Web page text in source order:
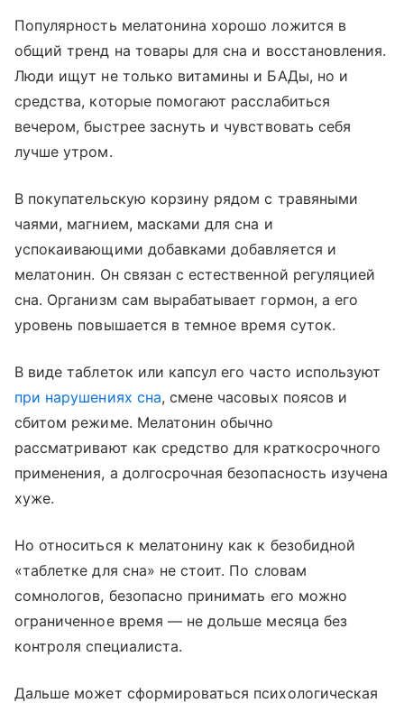
Популярность мелатонина хорошо ложится в
общий тренд на товары для сна и восстановления.
Люди ищут не только витамины и БАДы, но и
средства, которые помогают расслабиться
вечером, быстрее заснуть и чувствовать себя
лучше утром.
В покупательскую корзину рядом с травяными
чаями, магнием, масками для сна и
успокаивающими добавками добавляется и
мелатонин. Он связан с естественной регуляцией
сна. Организм сам вырабатывает гормон, а его
уровень повышается в темное время суток.
В виде таблеток или капсул его часто используют
при нарушениях сна, смене часовых поясов и
сбитом режиме. Мелатонин обычно
рассматривают как средство для краткосрочного
применения, а долгосрочная безопасность изучена
хуже.
Но относиться к мелатонину как к безобидной
«таблетке для сна» не стоит. По словам
сомнологов, безопасно принимать его можно
ограниченное время — не дольше месяца без
контроля специалиста.
Дальше может сформироваться психологическая